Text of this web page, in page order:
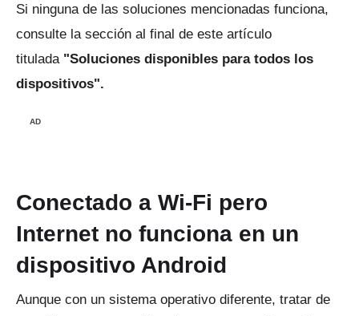
Si ninguna de las soluciones mencionadas funciona,
consulte la sección al final de este artículo
titulada "Soluciones disponibles para todos los
dispositivos".
AD
Conectado a Wi-Fi pero
Internet no funciona en un
dispositivo Android
Aunque con un sistema operativo diferente, tratar de